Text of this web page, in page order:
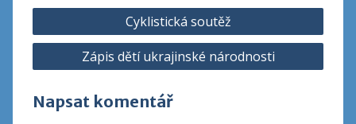
Navigace
pro
příspěvek
Cyklistická soutěž
Zápis dětí ukrajinské národnosti
Napsat komentář